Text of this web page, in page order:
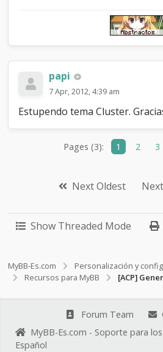
papi
7 Apr, 2012, 4:39 am
Estupendo tema Cluster.
Pages (3): 1 2 3
Next Oldest
Show Threaded Mode
MyBB-Es.com
Personalización y
Recursos para MyBB
[ACP]
Forum Team
MyBB-Es.com - Soporte para
Español